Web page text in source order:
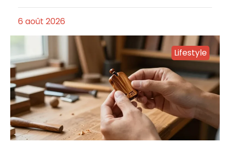
6 août 2026
Lifestyle